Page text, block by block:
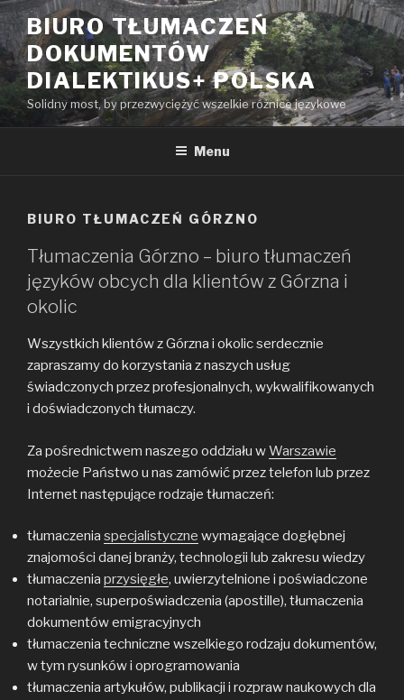
Przeskocz
do
treści
BIURO TŁUMACZEŃ
DOKUMENTÓW
DIALEKTIKUS+ POLSKA
Solidny most, by przezwyciężyć wszelkie różnice językowe
Menu
BIURO TŁUMACZEŃ GÓRZNO
Tłumaczenia Górzno – biuro tłumaczeń
języków obcych dla klientów z Górzna i
okolic
Wszystkich klientów z Górzna i okolic serdecznie
zapraszamy do korzystania z naszych usług
świadczonych przez profesjonalnych, wykwalifikowanych
i doświadczonych tłumaczy.
Za pośrednictwem naszego oddziału wWarszawie
możecie Państwo u nas zamówić przez telefon lub przez
Internet następujące rodzaje tłumaczeń:
tłumaczenia specjalistyczne wymagające dogłębnej
znajomości danej branży, technologii lub zakresu wiedzy
tłumaczenia przysięgłe, uwierzytelnione i poświadczone
notarialnie, superpoświadczenia (apostille), tłumaczenia
dokumentów emigracyjnych
tłumaczenia techniczne wszelkiego rodzaju dokumentów,
w tym rysunków i oprogramowania
tłumaczenia artykułów, publikacji i rozpraw naukowych dla